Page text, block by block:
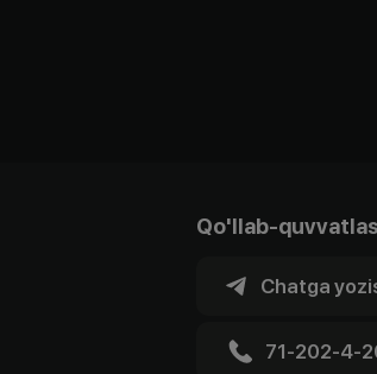
Qo'llab-
Chatga
71-202-4-